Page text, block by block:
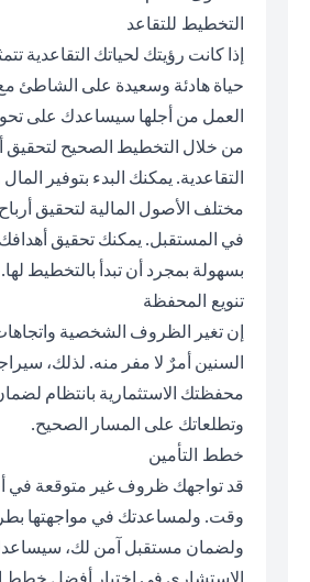
التخطيط للتقاعد
إذا كانت رؤيتك لحياتك التقاعدية تتمثل
حياة هادئة وسعيدة على الشاطئ مع
العمل من أجلها سيساعدك على تحويلها
من خلال التخطيط الصحيح لتحقيق
التقاعدية. يمكنك البدء بتوفير المال
مختلف الأصول المالية لتحقيق أرباح
في المستقبل. يمكنك تحقيق أهدافك
بسهولة بمجرد أن تبدأ بالتخطيط لها.
تنويع المحفظة
إن تغير الظروف الشخصية واتجاهات
السنين أمرٌ لا مفر منه. لذلك، سيراجع
محفظتك الاستثمارية بانتظام لضمان
وتطلعاتك على المسار الصحيح.
خطط التأمين
قد تواجهك ظروف غير متوقعة في أي
وقت. ولمساعدتك في مواجهتها بطريقة
ولضمان مستقبل آمن لك، سيساعدك